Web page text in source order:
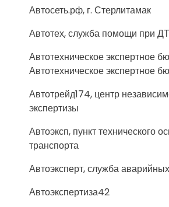
Автосеть.рф, г. Стерлитамак
Автотех, служба помощи при
Автотехническое экспертное
Автотехническое экспертное
Автотрейд174, центр
экспертизы
Автоэксп, пункт технического
транспорта
Автоэксперт, служба
Автоэкспертиза42